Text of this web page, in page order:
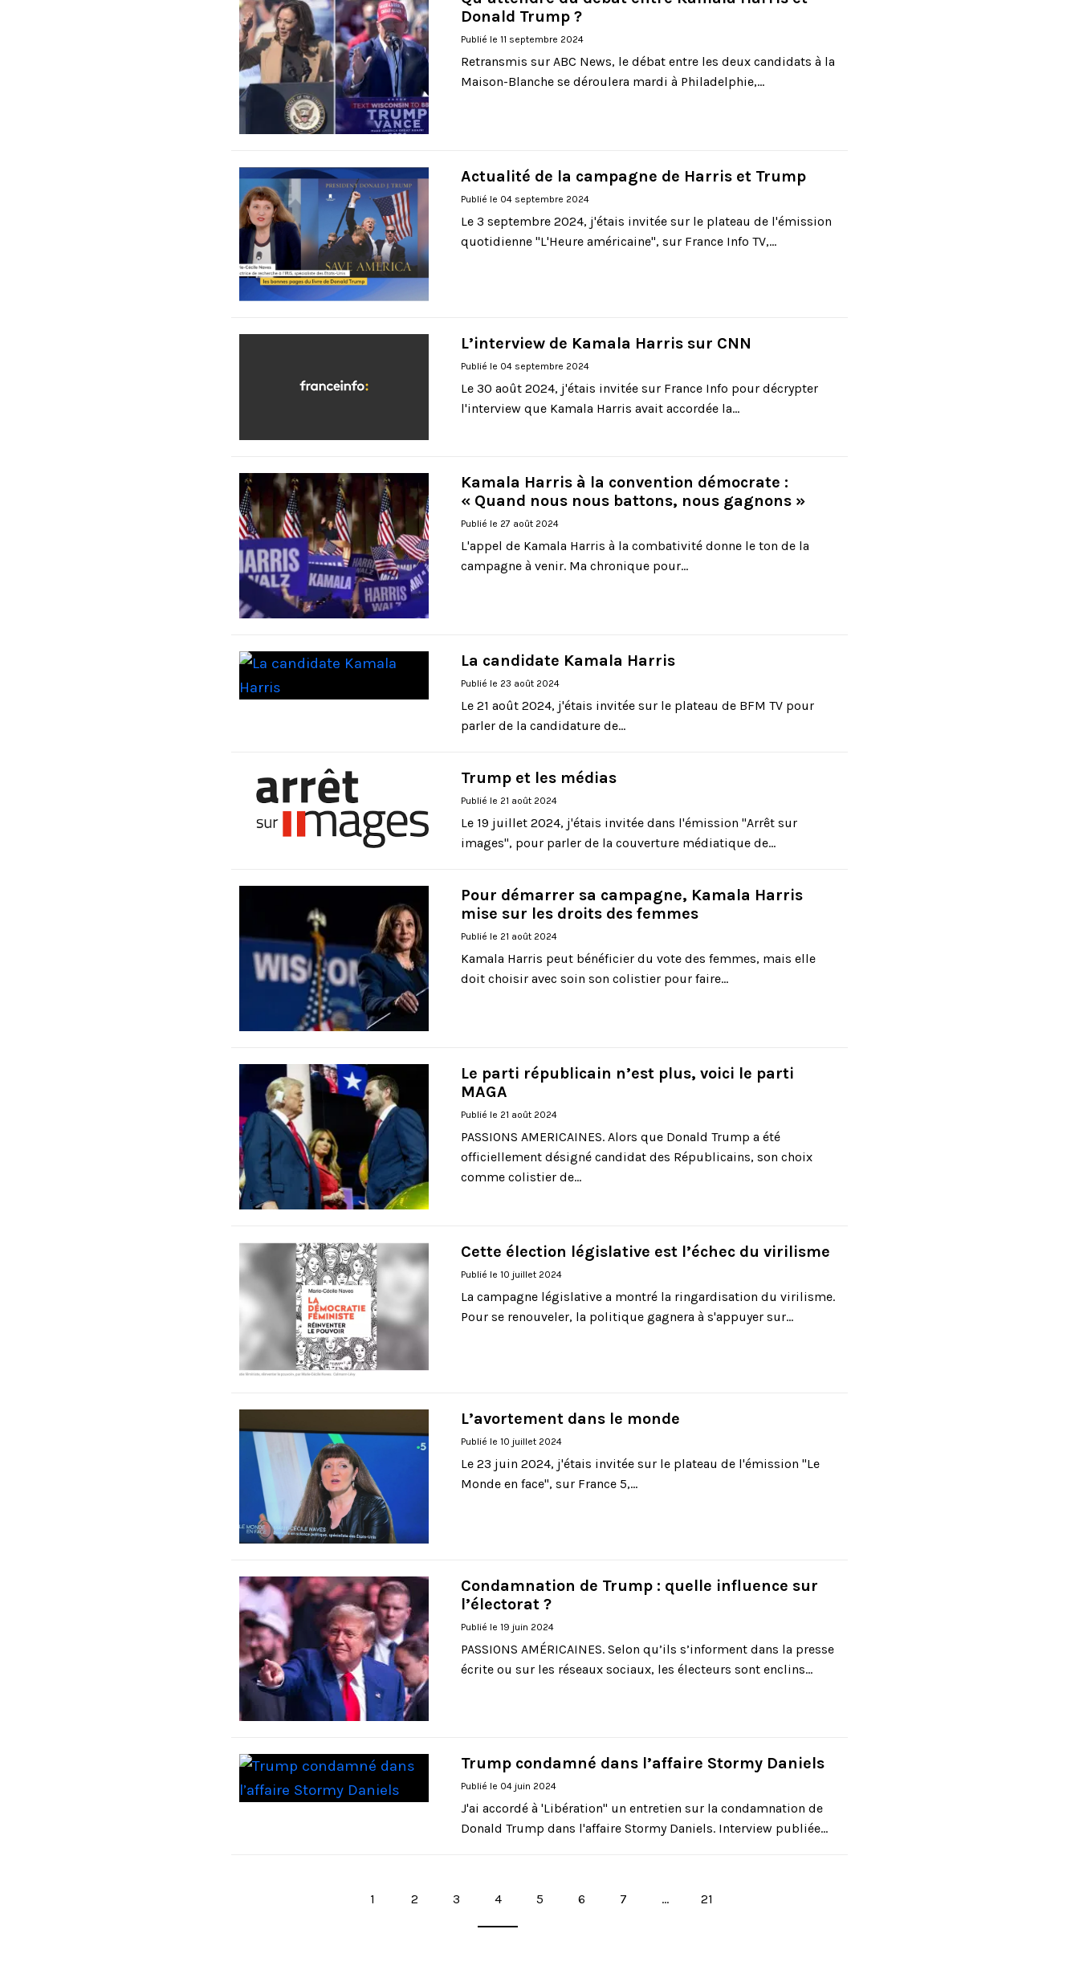
Donald Trump ?
Publié le 11 septembre 2024
Retransmis sur ABC News, le débat entre les deux candidats à la
Maison-Blanche se déroulera mardi à Philadelphie,...
Actualité de la campagne de Harris et Trump
Publié le 04 septembre 2024
Le 3 septembre 2024, j'étais invitée sur le plateau de l'émission
quotidienne "L'Heure américaine", sur France Info TV,...
L’interview de Kamala Harris sur CNN
Publié le 04 septembre 2024
Le 30 août 2024, j'étais invitée sur France Info pour décrypter
l'interview que Kamala Harris avait accordée la...
Kamala Harris à la convention démocrate :
« Quand nous nous battons, nous gagnons »
Publié le 27 août 2024
L'appel de Kamala Harris à la combativité donne le ton de la
campagne à venir. Ma chronique pour...
La candidate Kamala Harris
Publié le 23 août 2024
Le 21 août 2024, j'étais invitée sur le plateau de BFM TV pour
parler de la candidature de...
Trump et les médias
Publié le 21 août 2024
Le 19 juillet 2024, j'étais invitée dans l'émission "Arrêt sur
images", pour parler de la couverture médiatique de...
Pour démarrer sa campagne, Kamala Harris
mise sur les droits des femmes
Publié le 21 août 2024
Kamala Harris peut bénéficier du vote des femmes, mais elle
doit choisir avec soin son colistier pour faire...
Le parti républicain n’est plus, voici le parti
MAGA
Publié le 21 août 2024
PASSIONS AMERICAINES. Alors que Donald Trump a été
officiellement désigné candidat des Républicains, son choix
comme colistier de...
Cette élection législative est l’échec du virilisme
Publié le 10 juillet 2024
La campagne législative a montré la ringardisation du virilisme.
Pour se renouveler, la politique gagnera à s'appuyer sur...
L’avortement dans le monde
Publié le 10 juillet 2024
Le 23 juin 2024, j'étais invitée sur le plateau de l'émission "Le
Monde en face", sur France 5,...
Condamnation de Trump : quelle influence sur
l’électorat ?
Publié le 19 juin 2024
PASSIONS AMÉRICAINES. Selon qu’ils s’informent dans la presse
écrite ou sur les réseaux sociaux, les électeurs sont enclins...
Trump condamné dans l’affaire Stormy Daniels
Publié le 04 juin 2024
J'ai accordé à 'Libération" un entretien sur la condamnation de
Donald Trump dans l'affaire Stormy Daniels. Interview publiée...
Pagination
1 2 3 4 5 6 7 … 21